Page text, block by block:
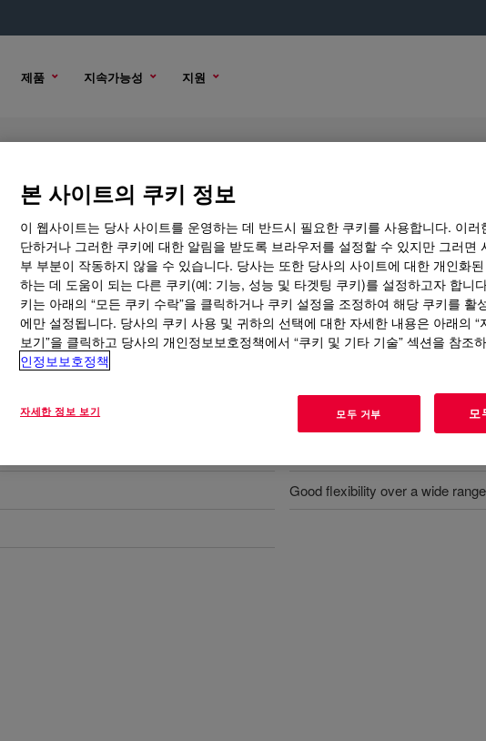
제품 지속가능성 지원
FX-Red
샘플 옵션 구매 옵션
FX-Red?
typically used in high-volume injection molding processes.
Good flexibility over a wide
본 사이트의 쿠키 정보
이 웹사이트는 당사 사이트를 운영하는 데 반드시 필요한 쿠키를 사용합니다. 이러
단하거나 그러한 쿠키에 대한 알림을 받도록 브라우저를 설정할 수 있지만 그러면
부 부분이 작동하지 않을 수 있습니다. 당사는 또한 당사의 사이트에 대한 개인화
하는 데 도움이 되는 다른 쿠키(예: 기능, 성능 및 타겟팅 쿠키)를 설정하고자 합니
키는 아래의 “모든 쿠키 수락”을 클릭하거나 쿠키 설정을 조정하여 해당 쿠키를 활
에만 설정됩니다. 당사의 쿠키 사용 및 귀하의 선택에 대한 자세한 내용은 아래의 “
보기”을 클릭하고 당사의 개인정보보호정책에서 “쿠키 및 기타 기술” 섹션을 참조
인정보보호정책
자세한 정보 보기 모두 거부 모